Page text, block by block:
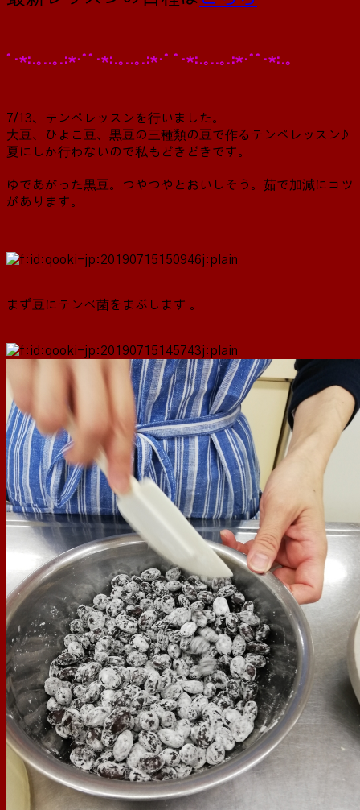
ﾟ･*:.｡..｡.:*･ﾟﾟ･*:.｡..｡.:*･ﾟ ﾟ･*:.｡..｡.:*･ﾟﾟ･*:.｡
7/13、テンペレッスンを行いました。
大豆、ひよこ豆、黒豆の三種類の豆で作るテンペレッスン♪
夏にしか行わないので私もどきどきです。
ゆであがった黒豆。つやつやとおいしそう。茹で加減にコツ
があります。
まず豆にテンペ菌をまぶします 。